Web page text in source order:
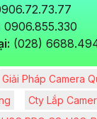
0906.855.330
(028)
Giải Pháp Camera
Cty Lắp